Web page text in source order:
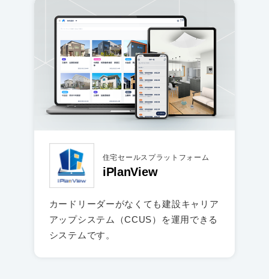
住宅セールスプラットフォーム
iPlanView
カードリーダーがなくても建設キャリア
アップシステム（CCUS）を運用できる
システムです。